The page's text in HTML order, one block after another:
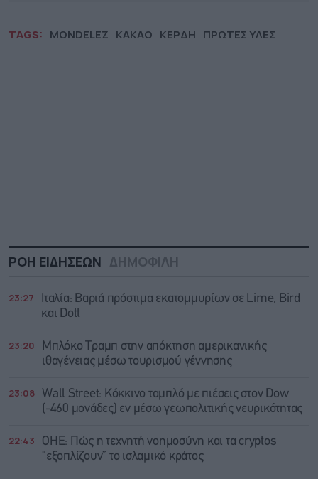
TAGS: MONDELEZ ΚΑΚΑΟ ΚΕΡΔΗ ΠΡΩΤΕΣ ΥΛΕΣ
ΡΟΗ ΕΙΔΗΣΕΩΝ ΔΗΜΟΦΙΛΗ
23:27
Ιταλία: Βαριά πρόστιμα εκατομμυρίων σε Lime, Bird
και Dott
23:20
Μπλόκο Τραμπ στην απόκτηση αμερικανικής
ιθαγένειας μέσω τουρισμού γέννησης
23:08
Wall Street: Κόκκινο ταμπλό με πιέσεις στον Dow
(-460 μονάδες) εν μέσω γεωπολιτικής νευρικότητας
22:43
ΟΗΕ: Πώς η τεχνητή νοημοσύνη και τα cryptos
“εξοπλίζουν” το ισλαμικό κράτος